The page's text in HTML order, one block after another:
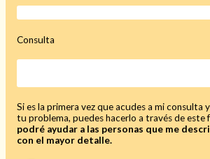
Hechizo de alejamiento
Alejamiento(208)
Amarres (145)
Consulta
Si es la primera vez que acudes a mi consulta
tu problema, puedes hacerlo a través de este
podré ayudar a las personas que me
con el mayor detalle.